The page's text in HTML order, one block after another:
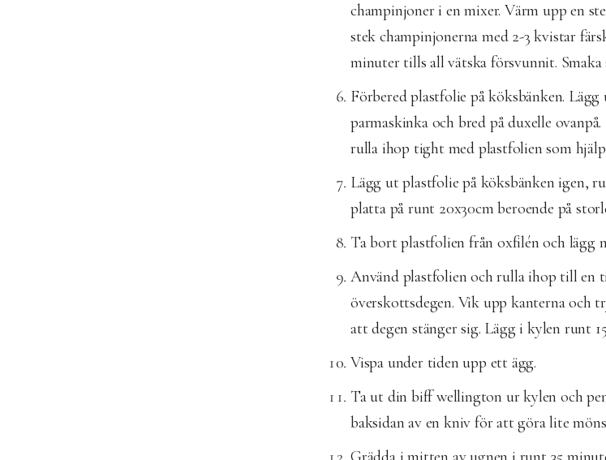
champinjoner i en mixer. Värm upp en
stek champinjonerna med 2-3 kvistar
minuter tills all vätska försvunnit. Smaka
Förbered plastfolie på köksbänken.
parmaskinka och bred på duxelle
rulla ihop tight med plastfolien som
Lägg ut plastfolie på köksbänken igen,
platta på runt 20x30cm beroende på
Ta bort plastfolien från oxfilén och lägg
Använd plastfolien och rulla ihop till en
överskottsdegen. Vik upp kanterna och
att degen stänger sig. Lägg i kylen runt
Vispa under tiden upp ett ägg.
Ta ut din biff wellington ur kylen och
baksidan av en kniv för att göra lite